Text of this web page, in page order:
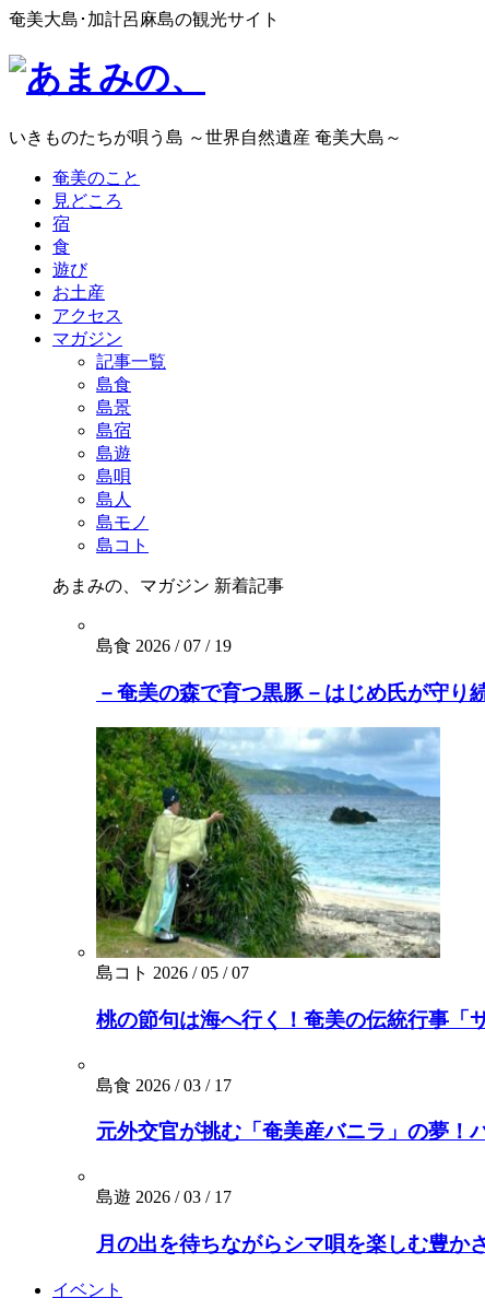
奄美大島･加計呂麻島の観光サイト
いきものたちが唄う島 ～世界自然遺産 奄美大島～
奄美のこと
見どころ
宿
食
遊び
お土産
アクセス
マガジン
記事一覧
島食
島景
島宿
島遊
島唄
島人
島モノ
島コト
あまみの、マガジン 新着記事
島食 2026 / 07 / 19
－奄美の森で育つ黒豚－はじめ氏が守
島コト 2026 / 05 / 07
桃の節句は海へ行く！奄美の伝統行事「
島食 2026 / 03 / 17
元外交官が挑む「奄美産バニラ」の夢！
島遊 2026 / 03 / 17
月の出を待ちながらシマ唄を楽しむ豊か
イベント